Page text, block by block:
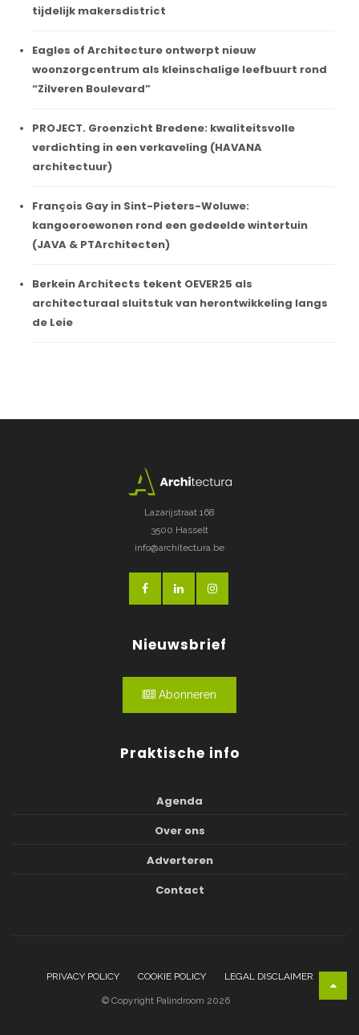
tijdelijk makersdistrict
Eagles of Architecture ontwerpt nieuw
woonzorgcentrum als kleinschalige leefbuurt rond
“Zilveren Boulevard”
PROJECT. Groenzicht Bredene: kwaliteitsvolle
verdichting in een verkaveling (HAVANA
architectuur)
François Gay in Sint-Pieters-Woluwe:
kangoeroewonen rond een gedeelde wintertuin
(JAVA & PTArchitecten)
Berkein Architects tekent OEVER25 als
architecturaal sluitstuk van herontwikkeling langs
de Leie
Lazarijstraat 168
3500 Hasselt
info@architectura.be
Nieuwsbrief
Abonneren
Praktische info
Agenda
Over ons
Adverteren
Contact
PRIVACY POLICY COOKIE POLICY LEGAL DISCLAIMER
© Copyright Palindroom 2026